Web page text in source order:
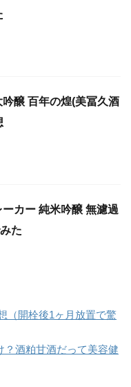
吟醸 百年の煌(美冨久酒
ーカー 純米吟醸 無濾過
た
（開栓後1ヶ月放置で驚
？酒粕甘酒だって美容健